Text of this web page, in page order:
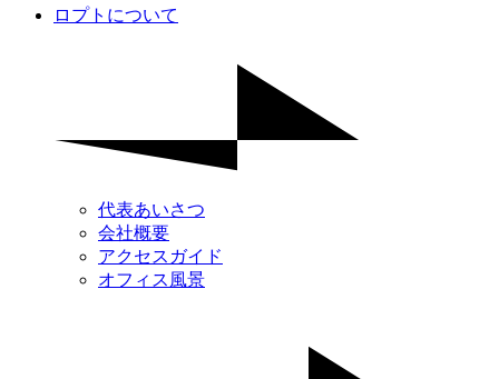
ロプトについて
代表あいさつ
会社概要
アクセスガイド
オフィス風景